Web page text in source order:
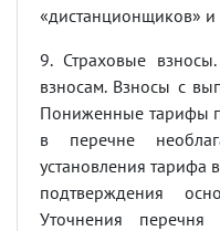
«дистанционщиков»
9. Страховые
взносам. Взносы с
Пониженные тарифы
в перечне
установления тарифа
подтверждения
Уточнения